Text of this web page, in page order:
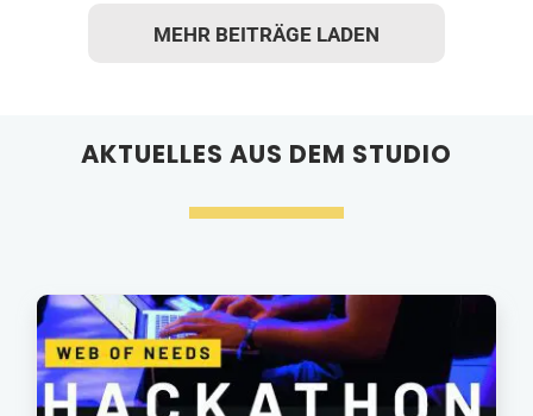
MEHR BEITRÄGE LADEN
AKTUELLES AUS DEM STUDIO